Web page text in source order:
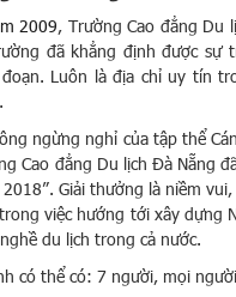
2009, Trường Cao đẳng Du
đã khẳng định được
Luôn là địa chỉ uy tín
ngừng nghỉ của tập thể
Cao đẳng Du lịch Đà Nẵng
Giải thưởng là niềm
việc hướng tới xây dựng
du lịch trong cả nước.